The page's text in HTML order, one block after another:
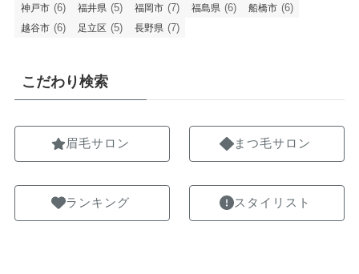
神戸市 (6) 福井県 (5) 福岡市 (7) 福島県 (6) 船橋市 (6)
越谷市 (6) 足立区 (5) 長野県 (7)
こだわり検索
眉毛サロン
ランキング
まつ毛サロン
スタイリスト